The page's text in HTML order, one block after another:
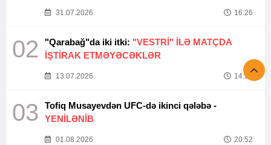
31.07.2026 16:26
02 "Qarabağ"da iki itki: "VESTRİ" İLƏ MATÇDA
İŞTİRAK ETMƏYƏCƏKLƏR
13.07.2026 14:37
03
Tofiq Musayevdən UFC-də ikinci qələbə -
YENİLƏNİB
01.08.2026 20:52